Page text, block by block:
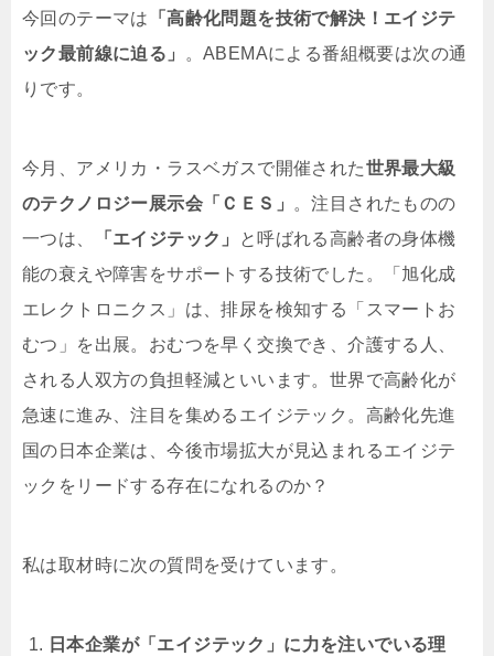
今回のテーマは
「高齢化問題を技術で解決！エイジテ
ック最前線に迫る」
。ABEMAによる番組概要は次の通
りです。
今月、アメリカ・ラスベガスで開催された世界最大級
のテクノロジー展示会「ＣＥＳ」
。注目されたものの
一つは、
「エイジテック」
と呼ばれる高齢者の身体機
能の衰えや障害をサポートする技術でした。「旭化成
エレクトロニクス」は、排尿を検知する「スマートお
むつ」を出展。おむつを早く交換でき、介護する人、
される人双方の負担軽減といいます。世界で高齢化が
急速に進み、注目を集めるエイジテック。高齢化先進
国の日本企業は、今後市場拡大が見込まれるエイジテ
ックをリードする存在になれるのか？
私は取材時に次の質問を受けています。
日本企業が「エイジテック」に力を注いでいる理